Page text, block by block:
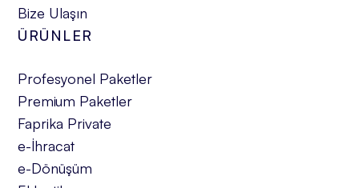
Bize Ulaşın
ÜRÜNLER
Profesyonel Paketler
Premium Paketler
Faprika Private
e-İhracat
e-Dönüşüm